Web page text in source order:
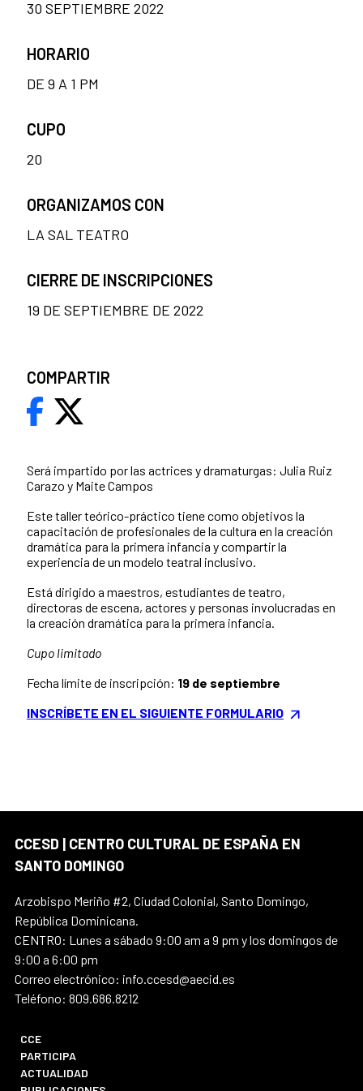
Será impartido por las actrices y dramaturgas: Julia Ruiz
Carazo y Maite Campos
Este taller teórico-práctico tiene como objetivos la
capacitación de profesionales de la cultura en la creación
dramática para la primera infancia y compartir la
experiencia de un modelo teatral inclusivo.
Está dirigido a maestros, estudiantes de teatro,
directoras de escena, actores y personas involucradas en
la creación dramática para la primera infancia.
Cupo limitado
Fecha límite de inscripción: 19 de septiembre
INSCRÍBETE EN EL SIGUIENTE FORMULARIO
30 SEPTIEMBRE 2022
HORARIO
DE 9 A 1 PM
CUPO
20
ORGANIZAMOS CON
LA SAL TEATRO
CIERRE DE INSCRIPCIONES
19 DE SEPTIEMBRE DE 2022
COMPARTIR
CCESD | CENTRO CULTURAL DE ESPAÑA EN
SANTO DOMINGO
Arzobispo Meriño #2, Ciudad Colonial, Santo Domingo,
República Dominicana.
CENTRO: Lunes a sábado 9:00 am a 9 pm y los domingos de
9:00 a 6:00 pm
Correo electrónico: info.ccesd@aecid.es
Teléfono: 809.686.8212
CCE
PARTICIPA
ACTUALIDAD